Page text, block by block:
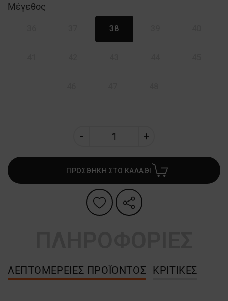
Μέγεθος
38
ΠΡΟΣΘΗΚΗ ΣΤΟ ΚΑΛΑΘΙ
ΛΕΠΤΟΜΈΡΕΙΕΣ ΠΡΟΪΌΝΤΟΣ ΚΡΙΤΙΚΈΣ